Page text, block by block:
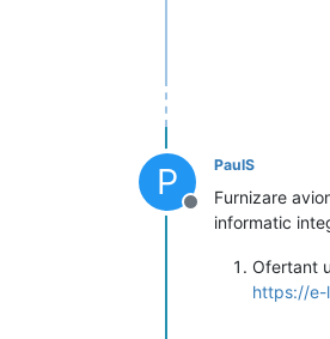
P
Deconectat
PaulS
Furnizare
informatic
Ofertant
https://e-